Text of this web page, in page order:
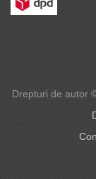
Drepturi de autor